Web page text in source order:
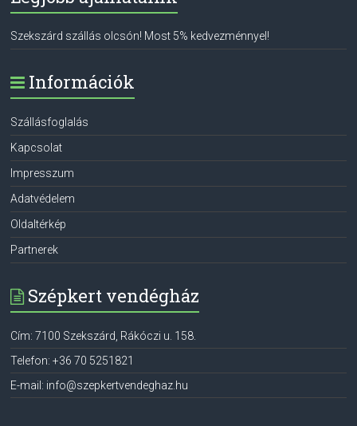
Szekszárd szállás olcsón! Most 5% kedvezménnyel!
Információk
Szállásfoglalás
Kapcsolat
Impresszum
Adatvédelem
Oldaltérkép
Partnerek
Szépkert vendégház
Cím: 7100 Szekszárd Rákóczi u. 158.
Telefon:+36 70 5251821
E-mail: info@szepkertvendeghaz.hu